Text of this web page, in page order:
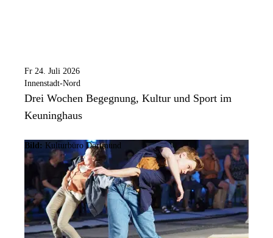
Fr 24. Juli 2026
Innenstadt-Nord
Drei Wochen Begegnung, Kultur und Sport im
Keuninghaus
Bild: Kulturbüro Dortmund